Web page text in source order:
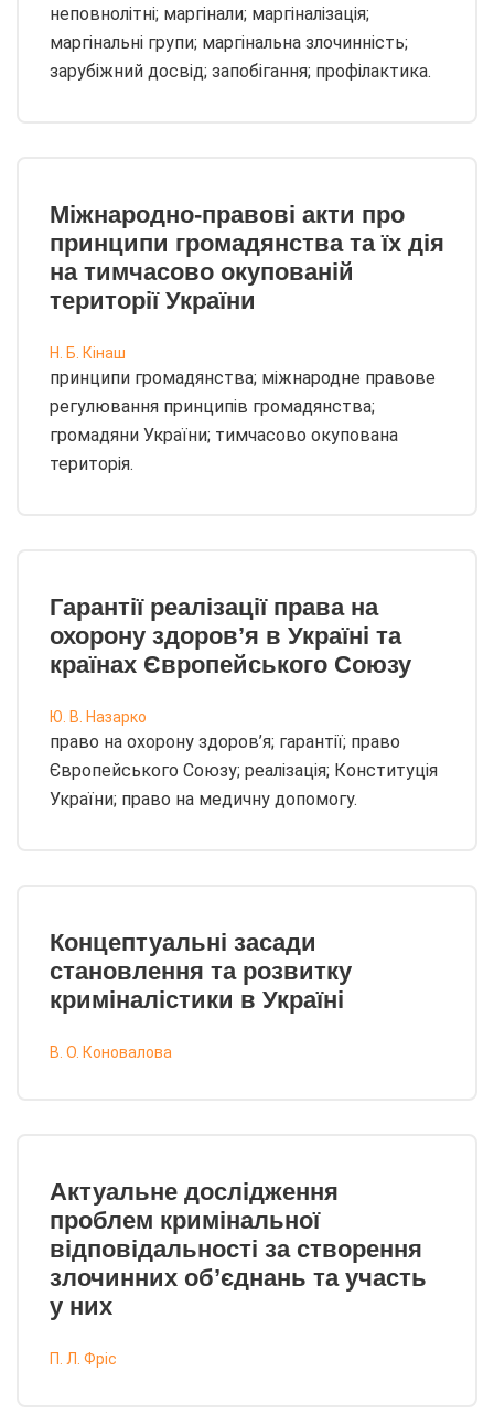
неповнолітні; маргінали; маргіналізація;
маргінальні групи; маргінальна злочинність;
зарубіжний досвід; запобігання; профілактика.
Міжнародно-правові акти про
принципи громадянства та їх дія
на тимчасово окупованій
території України
Н. Б. Кінаш
принципи громадянства; міжнародне правове
регулювання принципів громадянства;
громадяни України; тимчасово окупована
територія.
Гарантії реалізації права на
охорону здоров’я в Україні та
країнах Європейського Союзу
Ю. В. Назарко
право на охорону здоров’я; гарантії; право
Європейського Союзу; реалізація; Конституція
України; право на медичну допомогу.
Концептуальні засади
становлення та розвитку
криміналістики в Україні
В. О. Коновалова
Актуальне дослідження
проблем кримінальної
відповідальності за створення
злочинних об’єднань та участь
у них
П. Л. Фріс